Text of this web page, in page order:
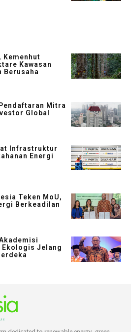
Kemenhut
Kawasan
Berusaha
Mitra
Global
Infrastruktur
Energi
Teken MoU,
Berkeadilan
Ekologis Jelang